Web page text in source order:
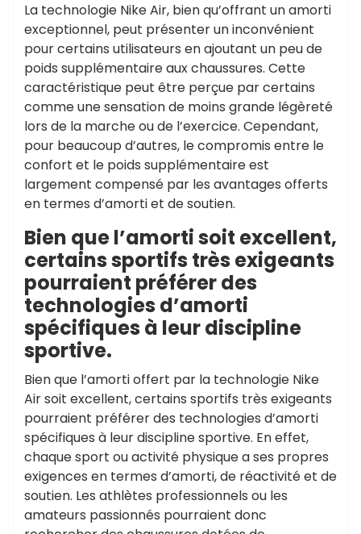
La technologie Nike Air, bien qu’offrant un amorti
exceptionnel, peut présenter un inconvénient
pour certains utilisateurs en ajoutant un peu de
poids supplémentaire aux chaussures. Cette
caractéristique peut être perçue par certains
comme une sensation de moins grande légèreté
lors de la marche ou de l’exercice. Cependant,
pour beaucoup d’autres, le compromis entre le
confort et le poids supplémentaire est
largement compensé par les avantages offerts
en termes d’amorti et de soutien.
Bien que l’amorti soit excellent,
certains sportifs très exigeants
pourraient préférer des
technologies d’amorti
spécifiques à leur discipline
sportive.
Bien que l’amorti offert par la technologie Nike
Air soit excellent, certains sportifs très exigeants
pourraient préférer des technologies d’amorti
spécifiques à leur discipline sportive. En effet,
chaque sport ou activité physique a ses propres
exigences en termes d’amorti, de réactivité et de
soutien. Les athlètes professionnels ou les
amateurs passionnés pourraient donc